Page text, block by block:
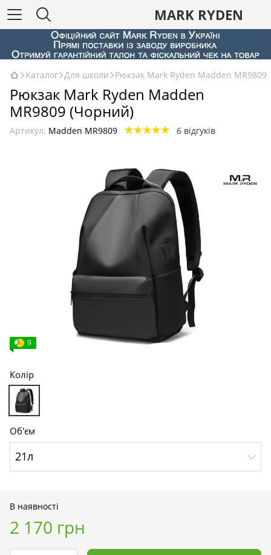
MARK RYDEN
Каталог Для школи Рюкзак Mark Ryden Madden MR9809
Рюкзак Mark Ryden Madden
MR9809 (Чорний)
Артикул: Madden MR9809 6 відгуків
9
Колір
Об'єм
21л
В наявності
2 170 грн